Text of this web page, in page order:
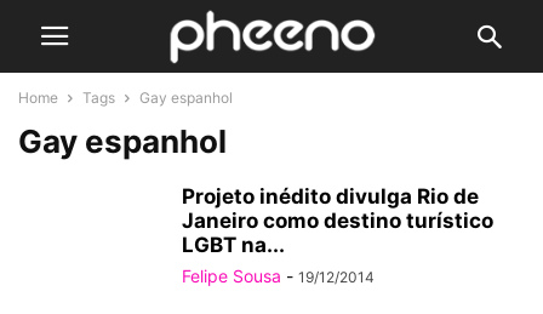
Home Tags Gay espanhol
Gay espanhol
Projeto inédito divulga Rio de
Janeiro como destino turístico
LGBT na...
Felipe Sousa - 19/12/2014